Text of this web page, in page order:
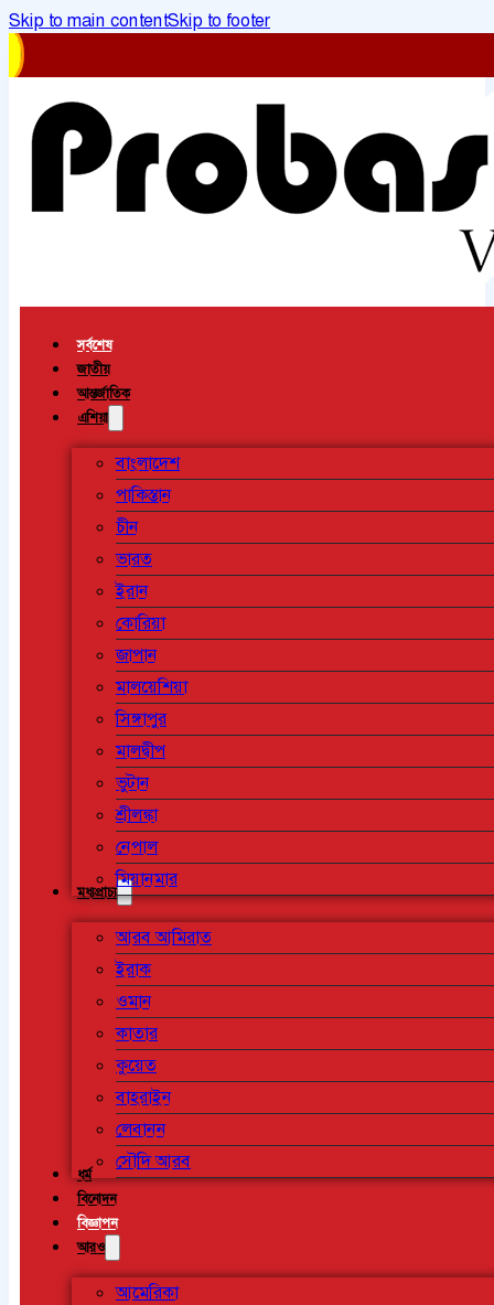
Skip to main contentSkip to footer
সর্বশেষ
জাতীয়
আন্তর্জাতিক
এশিয়া
বাংলাদেশ
পাকিস্তান
চীন
ভারত
ইরান
কোরিয়া
জাপান
মালয়েশিয়া
সিঙ্গাপুর
মালদ্বীপ
ভুটান
শ্রীলঙ্কা
নেপাল
মিয়ানমার
মধ্যপ্রাচ্য
আরব আমিরাত
ইরাক
ওমান
কাতার
কুয়েত
বাহরাইন
লেবানন
সৌদি আরব
ধর্ম
বিনোদন
বিজ্ঞাপন
আরও
আমেরিকা